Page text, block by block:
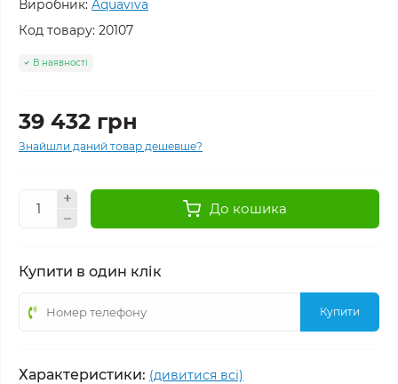
Виробник: Aquaviva
Код товару: 20107
В наявності
39 432 грн
Знайшли даний товар дешевше?
До кошика
Купити в один клік
Купити
Характеристики: (дивитися всі)